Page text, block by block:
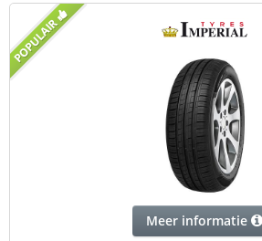
Meer informatie